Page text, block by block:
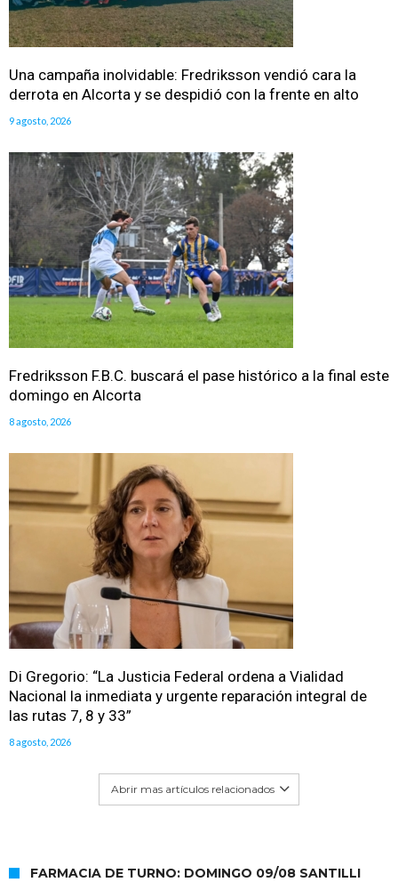
Una campaña inolvidable: Fredriksson vendió cara la
derrota en Alcorta y se despidió con la frente en alto
9 agosto, 2026
Fredriksson F.B.C. buscará el pase histórico a la final este
domingo en Alcorta
8 agosto, 2026
Di Gregorio: “La Justicia Federal ordena a Vialidad
Nacional la inmediata y urgente reparación integral de
las rutas 7, 8 y 33”
8 agosto, 2026
Abrir mas artículos relacionados
FARMACIA DE TURNO: DOMINGO 09/08 SANTILLI